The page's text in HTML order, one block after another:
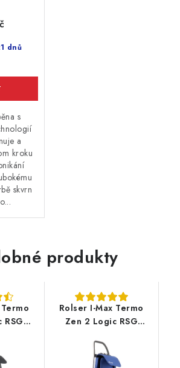
dnů
s
a
kroku
skvrn
produkty
Rolser I-Max Termo
Zen 2 Logic RSG
kolečkách, modrá